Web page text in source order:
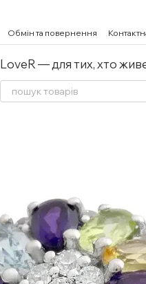
Обмін та повернення
LoveR — для тих, хто